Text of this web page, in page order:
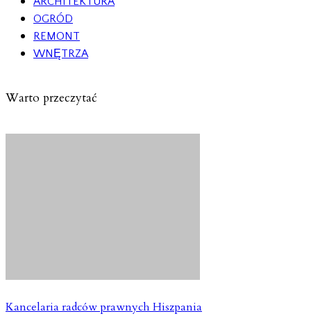
OGRÓD
REMONT
WNĘTRZA
Warto przeczytać
Kancelaria radców prawnych Hiszpania